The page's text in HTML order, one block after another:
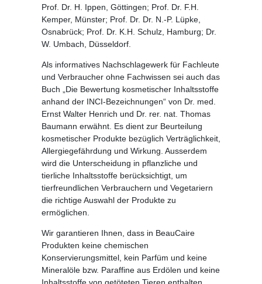
Prof. Dr. H. Ippen, Göttingen; Prof. Dr. F.H.
Kemper, Münster; Prof. Dr. Dr. N.-P. Lüpke,
Osnabrück; Prof. Dr. K.H. Schulz, Hamburg; Dr.
W. Umbach, Düsseldorf.
Als informatives Nachschlagewerk für Fachleute
und Verbraucher ohne Fachwissen sei auch das
Buch
„Die Bewertung kosmetischer Inhaltsstoffe
anhand der INCI-Bezeichnungen“ von Dr. med.
Ernst Walter Henrich und Dr. rer. nat. Thomas
Baumann erwähnt. Es dient zur Beurteilung
kosmetischer Produkte bezüglich Verträglichkeit,
Allergiegefährdung und Wirkung. Ausserdem
wird die Unterscheidung in pflanzliche und
tierliche Inhaltsstoffe berücksichtigt, um
tierfreundlichen Verbrauchern und Vegetariern
die richtige Auswahl der Produkte zu
ermöglichen.
Wir garantieren Ihnen, dass in BeauCaire
Produkten keine chemischen
Konservierungsmittel, kein Parfüm und keine
Mineralöle bzw. Paraffine aus Erdölen und keine
Inhaltsstoffe von getöteten Tieren enthalten